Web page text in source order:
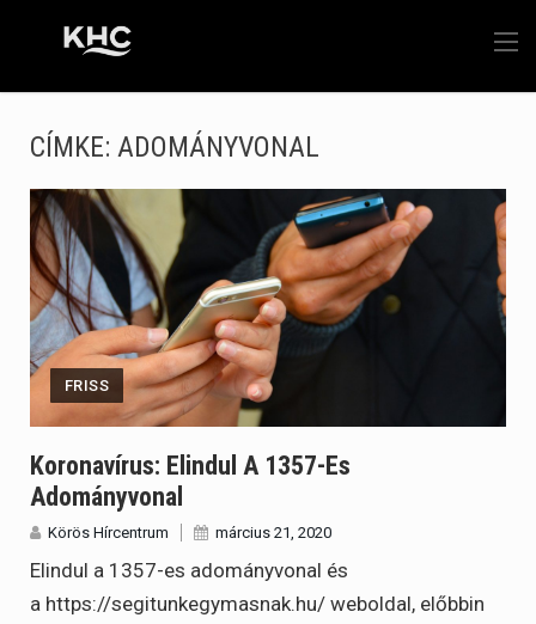
CÍMKE: ADOMÁNYVONAL
FRISS
Koronavírus: Elindul A 1357-Es
Adományvonal
Körös Hírcentrum március 21, 2020
Elindul a 1357-es adományvonal és
a https://segitunkegymasnak.hu/ weboldal, előbbin